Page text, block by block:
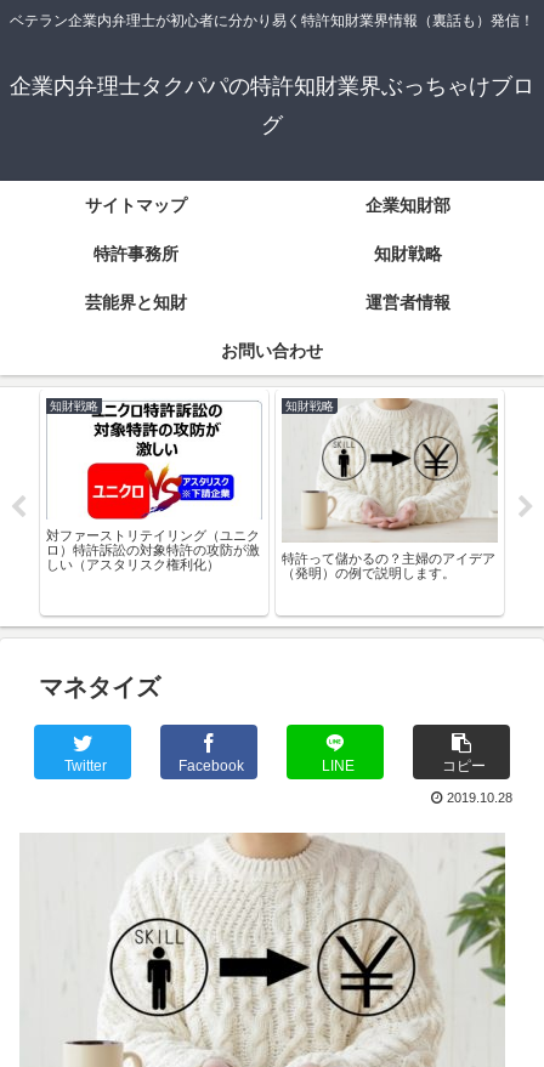
ベテラン企業内弁理士が初心者に分かり易く特許知財業界情報（裏話も）発信！
企業内弁理士タクパパの特許知財業界ぶっちゃけブロ
グ
サイトマップ 企業知財部
特許事務所 知財戦略
芸能界と知財 運営者情報
お問い合わせ
知財戦略
対ファーストリテイリング（ユニク
ロ）特許訴訟の対象特許の攻防が激
しい（アスタリスク権利化）
知財戦略
特許って儲かるの？主婦のアイデア
（発明）の例で説明します。
マネタイズ
Twitter Facebook LINE コピー
2019.10.28